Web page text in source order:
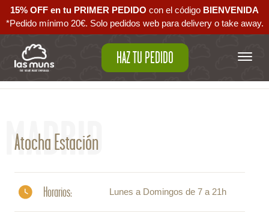
15% OFF en tu PRIMER PEDIDO con el código ‪ BIENVENIDA‬
*Pedido mínimo 20€. Solo pedidos web para delivery o take away.
HAZ TU PEDIDO
Volver al mapa
MADRID
Atocha Estación
Horarios: Lunes a Domingos de 7 a 21h